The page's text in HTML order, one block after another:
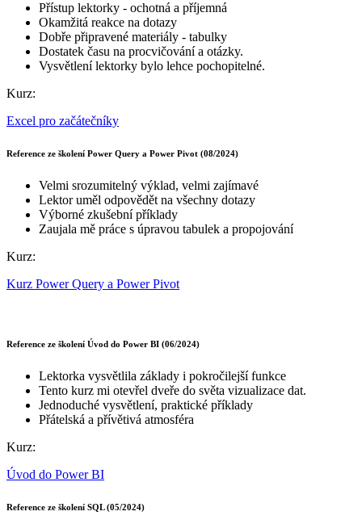
Přístup lektorky - ochotná a příjemná
Okamžitá reakce na dotazy
Dobře připravené materiály - tabulky
Dostatek času na procvičování a otázky.
Vysvětlení lektorky bylo lehce pochopitelné.
Kurz:
Excel pro začátečníky
Reference ze školení Power Query a Power Pivot (08/2024)
Velmi srozumitelný výklad, velmi zajímavé
Lektor uměl odpovědět na všechny dotazy
Výborné zkušební příklady
Zaujala mě práce s úpravou tabulek a propojování
Kurz:
Kurz Power Query a Power Pivot
Reference ze školení Úvod do Power BI (06/2024)
Lektorka vysvětlila základy i pokročilejší funkce
Tento kurz mi otevřel dveře do světa vizualizace dat.
Jednoduché vysvětlení, praktické příklady
Přátelská a přívětivá atmosféra
Kurz:
Úvod do Power BI
Reference ze školení SQL (05/2024)